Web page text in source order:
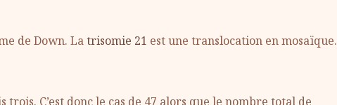
de Down. Latrisomie 21 est une translocation en mosaïque.